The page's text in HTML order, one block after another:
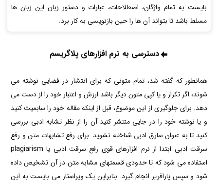
بایست به تمام واژگان، اصطلاحات، عبارات و دستور زبان این زبان ها
مسلط باشد تا بتواند آن ها را حین بازنویسی به کار برد.
دسترسی به نرم افزارهای پلاگریسم
همانطور که گفته شد، تمام متونی که برای انتشار در فضایی نوشته می
شوند، اگر تکرار و یا کپی متون دیگر باشد ارزش و اعتبار خود را از دست می
دهد. برای جلوگیری از این موضوع، قبل از اینکه مقاله خود را سابمیت کنید
و یا نوشته خود را در جایی منتشر کنید آن را از نظر تشابه ادبی بررسی
کنید تا به عنوان سارق ادبی شناخته نشوید. برای رفع تشابهات متن و رفع
سرقت ادبی ابتدا از نرم افزارهای قوی رفع سرقت ادبی یا plagiarism
استفاده می شود که تا حدودی قسمتهای مشابه متن در آن تشخیص داده
شود و سپس پارافریز انجام گیرد. بنابراین یک ویراستار می بایست به این